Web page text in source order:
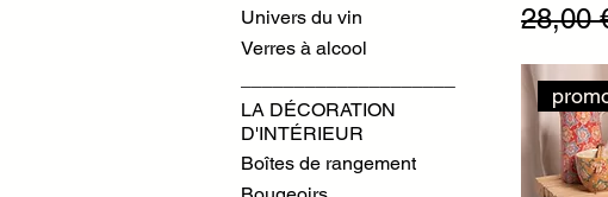
Univers du vin
Verres à alcool
LA DÉCORATION
D'INTÉRIEUR
Boîtes de rangement
Prix
28,00